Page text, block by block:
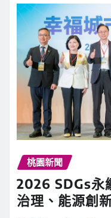
桃園新聞
2026 SDGs永
治理、能源創